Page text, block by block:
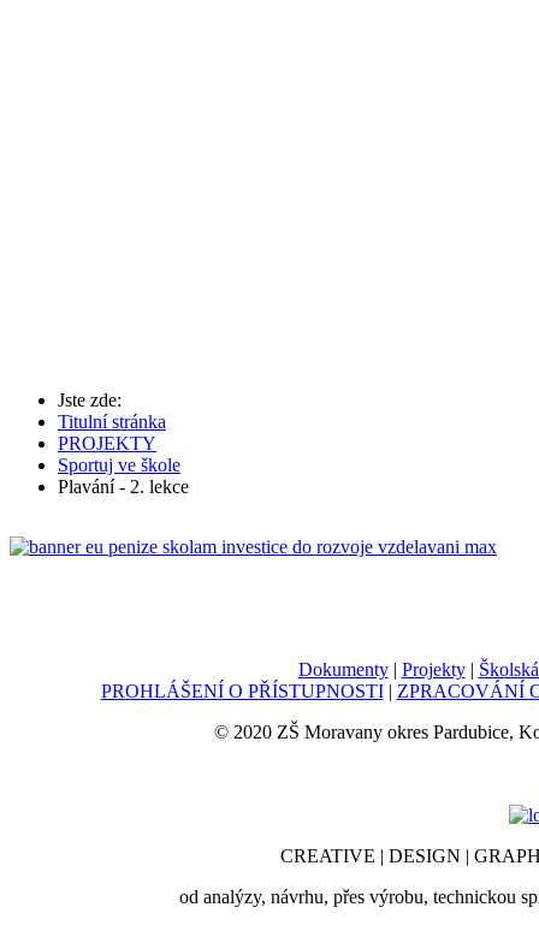
Jste zde:
Titulní stránka
PROJEKTY
Sportuj ve škole
Plavání - 2. lekce
Dokumenty| Projekty|
PROHLÁŠENÍ O PŘÍSTUPNOSTI| ZPRACOVÁNÍ
© 2020 ZŠ Moravany okres Pardubice,
CREATIVE | DESIGN |
od analýzy, návrhu, přes výrobu, technickou